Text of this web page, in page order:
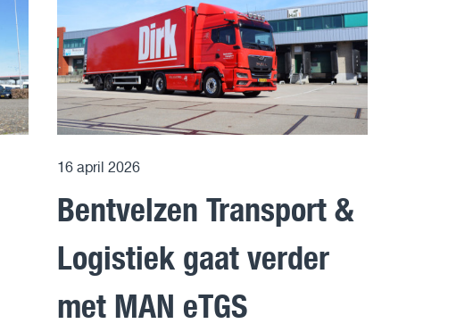
16 april 2026
Bentvelzen Transport &
Logistiek gaat verder
met MAN eTGS